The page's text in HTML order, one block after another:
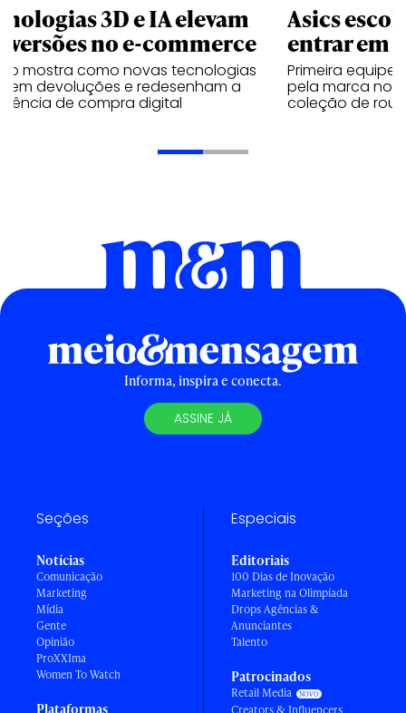
3D e IA elevam
no e-commerce
mostra como novas tecnologias
devoluções e redesenham a
de compra digital
Asics
entrar em
Primeira
pela marca no
coleção de
Informa, inspira e conecta.
ASSINE JÁ
Seções
Notícias
Comunicação
Marketing
Mídia
Gente
Opinião
ProXXIma
Women To Watch
Plataformas
Especiais
Editoriais
100 Dias de Inovação
Marketing na Olimpíada
Drops Agências &
Anunciantes
Talento
Patrocinados
Retail Media
Creators & Influencers